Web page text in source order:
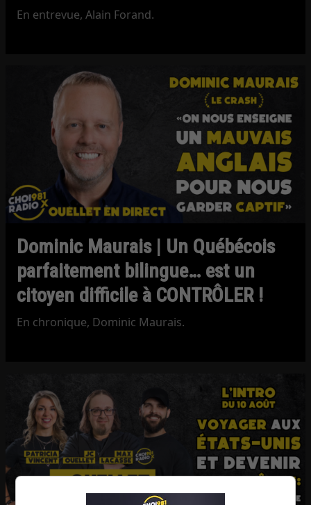
En entrevue, Alain Forand.
Dominic Maurais | Un Québécois
parfaitement bilingue… est un
citoyen difficile à CONTRÔLER !
En chronique, Dominic Maurais.